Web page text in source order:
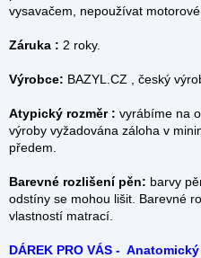
vysavačem, nepoužívat motorové
Záruka : 2 roky.
Výrobce: BAZYL.CZ , český
Atypický rozměr : vyrábíme na
výroby vyžadována záloha v
předem.
Barevné rozlišení pěn: barvy
odstíny se mohou lišit. Barevné
vlastností matrací.
DÁREK PRO VÁS -